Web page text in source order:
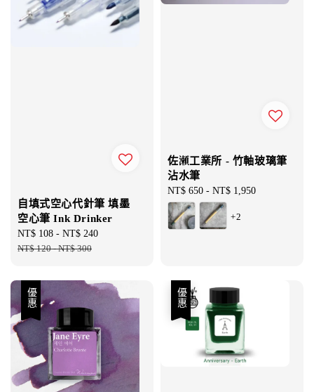
自填式空心代針筆 填墨
空心筆 Ink Drinker
Sale
price
NT$ 108 - NT$ 240
NT$ 120-NT$ 300
佐瀬工業所 - 竹軸玻璃筆
沾水筆
Regular
price
NT$ 650 - NT$ 1,950
+2
優惠 優惠